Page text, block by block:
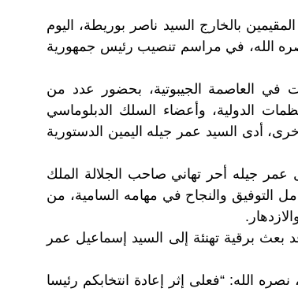
بالخارج السيد ناصر بوريطة، اليوم
الله، في مراسم تنصيب رئيس جمهورية
في العاصمة الجيبوتية، بحضور عدد من
الدولية، وأعضاء السلك الدبلوماسي
أدى السيد عمر جيله اليمين الدستورية
عمر جيله أحر تهاني صاحب الجلالة الملك
التوفيق والنجاح في مهامه السامية، من
برقية تهنئة إلى السيد إسماعيل عمر
الله: “فعلى إثر إعادة انتخابكم رئيسا